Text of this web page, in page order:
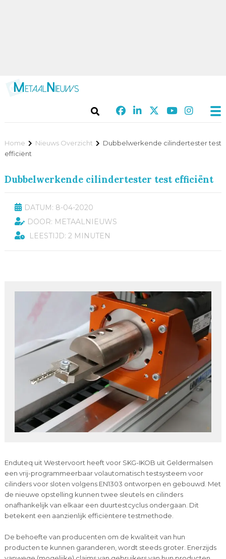
Home Nieuws Overzicht
Dubbelwerkende cilindertester test
efficiënt
Dubbelwerkende cilindertester test efficiënt
DATUM: 8-04-2020
DOOR: METAALNIEUWS
LEESTIJD: 2 MINUTEN
Enduteq uit Westervoort heeft voor SKG-IKOB uit Geldermalsen
een vrij-programmeerbaar volautomatisch testsysteem voor
cilinders voor sloten volgens EN1303 ontworpen en gebouwd. Met
de nieuwe opstelling kunnen twee sleutels en cilinders
onafhankelijk van elkaar een duurtestcyclus ondergaan. Dit
betekent een aanzienlijk efficiëntere testmethode.
De behoefte van producenten om de kwaliteit van hun
producten te kunnen garanderen, wordt steeds groter. Enerzijds